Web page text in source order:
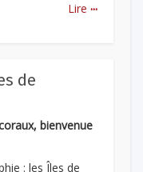
Lire ...
de
bienvenue
: les Îles de